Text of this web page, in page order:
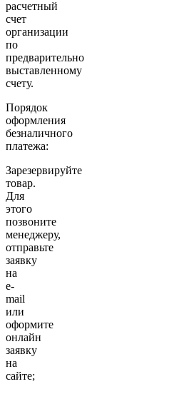
расчетный
счет
организации
по
предварительно
выставленному
счету.
Порядок
оформления
безналичного
платежа:
Зарезервируйте
товар.
Для
этого
позвоните
менеджеру,
отправьте
заявку
на
e-
mail
или
оформите
онлайн
заявку
на
сайте;